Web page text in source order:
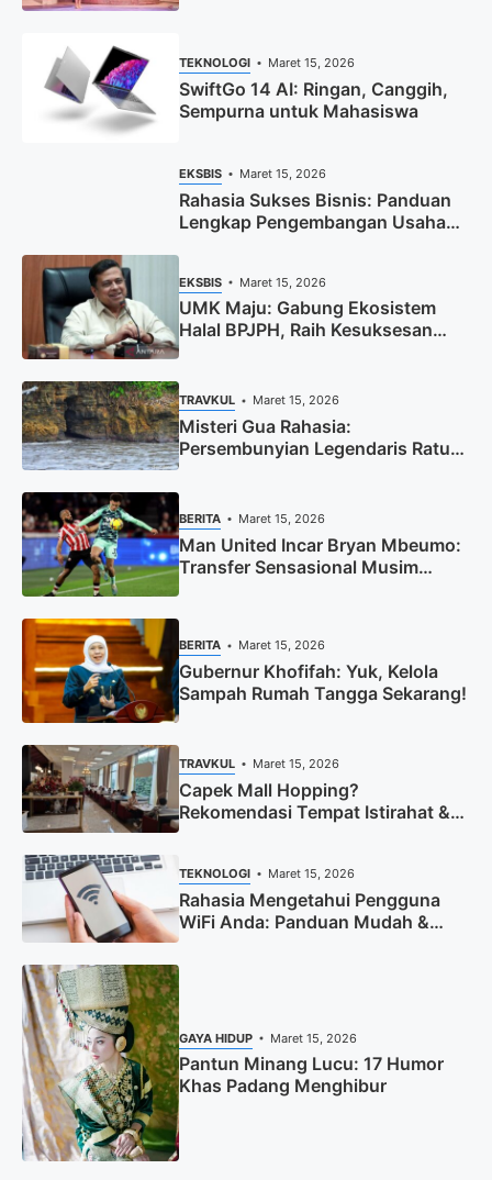
TEKNOLOGI Maret 15, 2026
SwiftGo 14 AI: Ringan, Canggih,
Sempurna untuk Mahasiswa
EKSBIS Maret 15, 2026
Rahasia Sukses Bisnis: Panduan
Lengkap Pengembangan Usaha
EKSBIS Maret 15, 2026
UMK Maju: Gabung Ekosistem
Halal BPJPH, Raih Kesuksesan
Bersama
TRAVKUL Maret 15, 2026
Misteri Gua Rahasia:
Persembunyian Legendaris Ratu
Laut Selatan
BERITA Maret 15, 2026
Man United Incar Bryan Mbeumo:
Transfer Sensasional Musim
Panas?
BERITA Maret 15, 2026
Gubernur Khofifah: Yuk, Kelola
Sampah Rumah Tangga Sekarang!
TRAVKUL Maret 15, 2026
Capek Mall Hopping?
Rekomendasi Tempat Istirahat &
Boost Energi!
TEKNOLOGI Maret 15, 2026
Rahasia Mengetahui Pengguna
WiFi Anda: Panduan Mudah &
Cepat
GAYA HIDUP Maret 15, 2026
Pantun Minang Lucu: 17 Humor
Khas Padang Menghibur